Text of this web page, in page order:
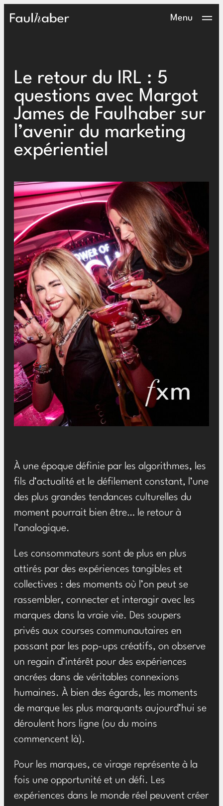
Main Logo Menu
Le retour du IRL : 5
questions avec Margot
James de Faulhaber sur
l’avenir du marketing
expérientiel
À une époque définie par les algorithmes, les
fils d’actualité et le défilement constant, l’une
des plus grandes tendances culturelles du
moment pourrait bien être… le retour à
l’analogique.
Les consommateurs sont de plus en plus
attirés par des expériences tangibles et
collectives : des moments où l’on peut se
rassembler, connecter et interagir avec les
marques dans la vraie vie. Des soupers
privés aux courses communautaires en
passant par les pop-ups créatifs, on observe
un regain d’intérêt pour des expériences
ancrées dans de véritables connexions
humaines. À bien des égards, les moments
de marque les plus marquants aujourd’hui se
déroulent hors ligne (ou du moins
commencent là).
Pour les marques, ce virage représente à la
fois une opportunité et un défi. Les
expériences dans le monde réel peuvent créer